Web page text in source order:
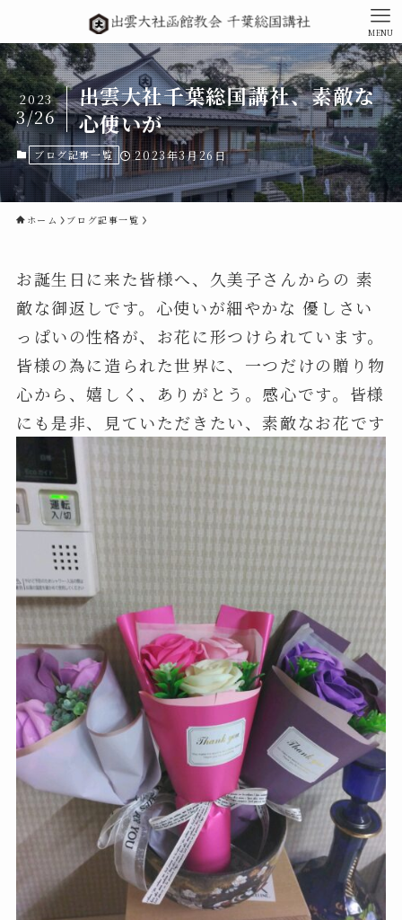
MENU
出雲大社千葉総国講社、素敵な
心使いが
2023
3/26
ブログ記事一覧 2023年3月26日
ホーム ブログ記事一覧
お誕生日に来た皆様へ、久美子さんからの 素
敵な御返しです。心使いが細やかな 優しさい
っぱいの性格が、お花に形つけられています。
皆様の為に造られた世界に、一つだけの贈り物
心から、嬉しく、ありがとう。感心です。皆様
にも是非、見ていただきたい、素敵なお花です